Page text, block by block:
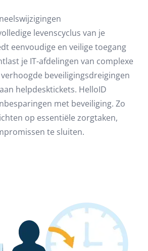
levenscyclus van je
eenvoudige en veilige toegang
je IT-afdelingen van complexe
beveiligingsdreigingen
helpdesktickets. HelloID
met beveiliging. Zo
op essentiële zorgtaken,
te sluiten.